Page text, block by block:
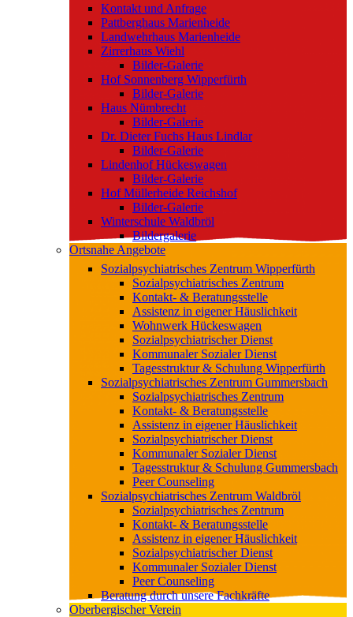
Kontakt und Anfrage
Pattberghaus Marienheide
Landwehrhaus Marienheide
Zirrerhaus Wiehl
Bilder-Galerie
Hof Sonnenberg Wipperfürth
Bilder-Galerie
Haus Nümbrecht
Bilder-Galerie
Dr. Dieter Fuchs Haus Lindlar
Bilder-Galerie
Lindenhof Hückeswagen
Bilder-Galerie
Hof Müllerheide Reichshof
Bilder-Galerie
Winterschule Waldbröl
Bildergalerie
Ortsnahe Angebote
Sozialpsychiatrisches Zentrum Wipperfürth
Sozialpsychiatrisches Zentrum
Kontakt- & Beratungsstelle
Assistenz in eigener Häuslichkeit
Wohnwerk Hückeswagen
Sozialpsychiatrischer Dienst
Kommunaler Sozialer Dienst
Tagesstruktur & Schulung Wipperfürth
Sozialpsychiatrisches Zentrum Gummersbach
Sozialpsychiatrisches Zentrum
Kontakt- & Beratungsstelle
Assistenz in eigener Häuslichkeit
Sozialpsychiatrischer Dienst
Kommunaler Sozialer Dienst
Tagesstruktur & Schulung Gummersbach
Peer Counseling
Sozialpsychiatrisches Zentrum Waldbröl
Sozialpsychiatrisches Zentrum
Kontakt- & Beratungsstelle
Assistenz in eigener Häuslichkeit
Sozialpsychiatrischer Dienst
Kommunaler Sozialer Dienst
Peer Counseling
Beratung durch unsere Fachkräfte
Oberbergischer Verein